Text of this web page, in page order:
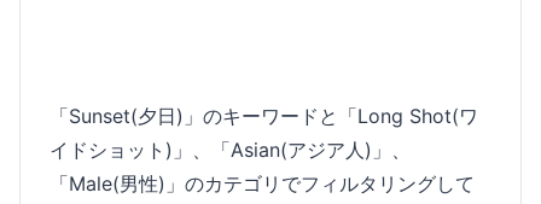
「Sunset(夕日)」のキーワードと「Long Shot(ワ
イドショット)」、「Asian(アジア人)」、
「Male(男性)」のカテゴリでフィルタリングして